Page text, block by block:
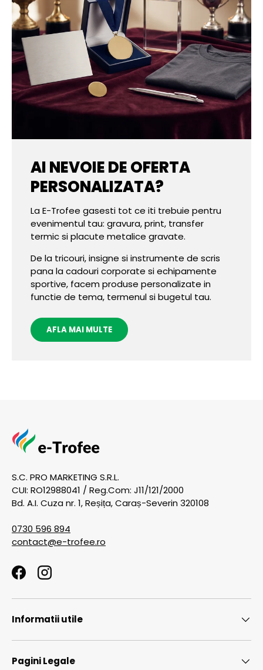
AI NEVOIE DE OFERTA
PERSONALIZATA?
La E-Trofee gasesti tot ce iti trebuie pentru
evenimentul tau: gravura, print, transfer
termic si placute metalice gravate.
De la tricouri, insigne si instrumente de scris
pana la cadouri corporate si echipamente
sportive, facem produse personalizate in
functie de tema, termenul si bugetul tau.
AFLA MAI MULTE
S.C. PRO MARKETING S.R.L.
CUI: RO12988041 / Reg.Com: J11/121/2000
Bd. A.I. Cuza nr. 1, Reșița, Caraș-Severin 320108
0730 596 894
contact@e-trofee.ro
FacebookInstagram
Informatii utile
Pagini Legale